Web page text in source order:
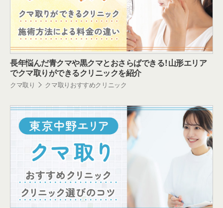
長年悩んだ青クマや黒クマとおさらばできる！山形エリア
でクマ取りができるクリニックを紹介
クマ取り クマ取りおすすめクリニック